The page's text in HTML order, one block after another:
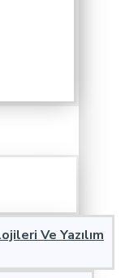
Ve Yazılım